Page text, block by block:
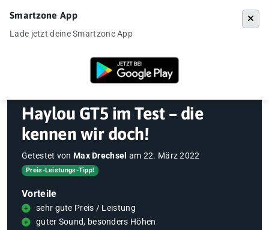
»Haylou GT5 im Test – die kennen wir doch!
Haylou GT5 im Test – die
kennen wir doch!
Getestet von Max Drechsel am 22. März 2022
Preis-Leistungs-Tipp!
Vorteile
sehr gute Preis / Leistung
guter Sound, besonders Höhen
Smartzone App
Lade jetzt deine Smartzone App